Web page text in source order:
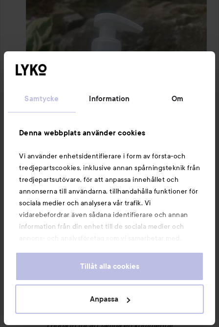
Samtycke Information Om
Denna webbplats använder cookies
Vi använder enhetsidentifierare i form av första-och
tredjepartscookies, inklusive annan spårningsteknik från
tredjepartsutövare, för att anpassa innehållet och
annonserna till användarna, tillhandahålla funktioner för
sociala medier och analysera vår trafik. Vi
vidarebefordrar även sådana identifierare och annan
information från din enhet till de sociala medier och
annons- och analysföretag som vi samarbetar med.
information som du har tillhandahållit eller som de har
våra cookies vid fortsatt användande av vår webbplats.
För information om hur du kan ändra inställningarna för
Tillåt alla cookies
Anpassa
Kommentera
71 visningar
Logga in för att lämna en kommentar